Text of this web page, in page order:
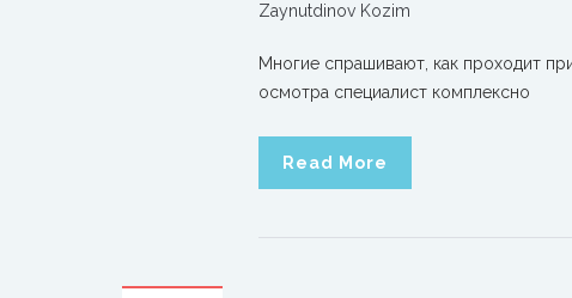
Zaynutdinov Kozim
Многие спрашивают, как проходит
осмотра специалист комплексно
Read More